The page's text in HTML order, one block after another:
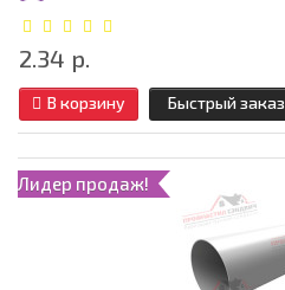
2.34 р.
В корзину Быстрый заказ
Лидер продаж!